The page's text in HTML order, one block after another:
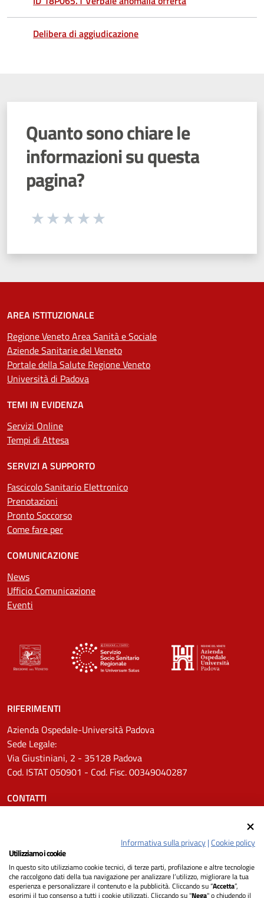
Delibera di aggiudicazione
Quanto sono chiare le
informazioni su questa
pagina?
Seleziona una valutazione da 1 a 5 stelle
AREA ISTITUZIONALE
Regione Veneto Area Sanità e Sociale
Aziende Sanitarie del Veneto
Portale della Salute Regione Veneto
Università di Padova
TEMI IN EVIDENZA
Servizi Online
Tempi di Attesa
SERVIZI A SUPPORTO
Fascicolo Sanitario Elettronico
Prenotazioni
Pronto Soccorso
Come fare per
COMUNICAZIONE
News
Ufficio Comunicazione
Eventi
RIFERIMENTI
Azienda Ospedale-Università Padova
Sede Legale:
Via Giustiniani, 2 - 35128 Padova
Cod. ISTAT 050901 - Cod. Fisc. 00349040287
CONTATTI
Pec: protocollo.aopd@pecveneto.it
SEGUICI SU
Informativa sulla privacy|Cookie policy
Utilizziamo i cookie
In questo sito utilizziamo cookie tecnici, di terze parti, profilazione e altre tecnologie
che raccolgono dati della tua navigazione per analizzare l’utilizzo, migliorare la tua
esperienza e personalizzare il contenuto e la pubblicità. Cliccando su “Accetta”,
esprimi il tuo consenso a tutti i cookie utilizzati. Cliccando su "Nega" o chiudendo il